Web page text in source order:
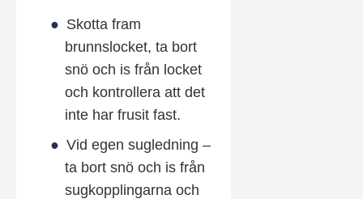
Skotta fram
brunnslocket, ta bort
snö och is från locket
och kontrollera att det
inte har frusit fast.
Vid egen sugledning –
ta bort snö och is från
sugkopplingarna och